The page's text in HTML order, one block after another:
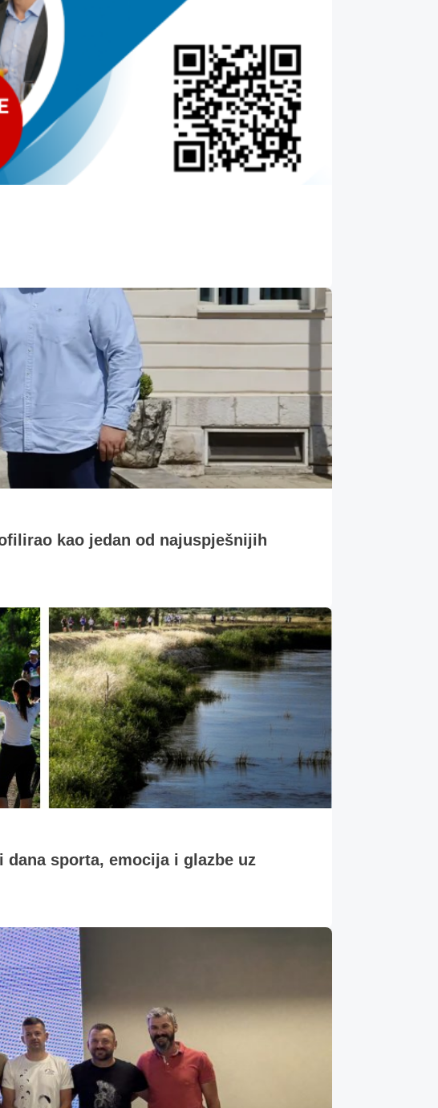
kao jedan od najuspješnijih
dana sporta, emocija i glazbe uz